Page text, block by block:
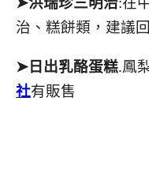
治、糕餅類，建議
➤日出乳酪蛋糕.鳳
社有販售